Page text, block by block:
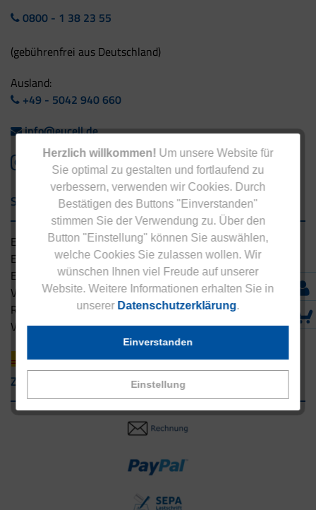
Herzlich willkommen! Um unsere Website für
Sie optimal zu gestalten und fortlaufend zu
verbessern, verwenden wir Cookies. Durch
Bestätigen des Buttons "Einverstanden"
stimmen Sie der Verwendung zu. Über den
Button "Einstellung" können Sie auswählen,
welche Cookies Sie zulassen wollen. Wir
wünschen Ihnen viel Freude auf unserer
Website. Weitere Informationen erhalten Sie in
unserer Datenschutzerklärung.
Einstellung
Einverstanden
0800 - 1 38 23 55
(gebührenfrei aus Deutschland)
Ausland:
+49 - 5042 940 660
info@eucell.de
Service & Versand
Eucell Gesundheitsservice
Eucell Ernährungscoach
Eucell Fitness Coach
Versandbedingungen
Rücksendung
Versandpartner innerhalb Deutschlands
Zahlungsarten